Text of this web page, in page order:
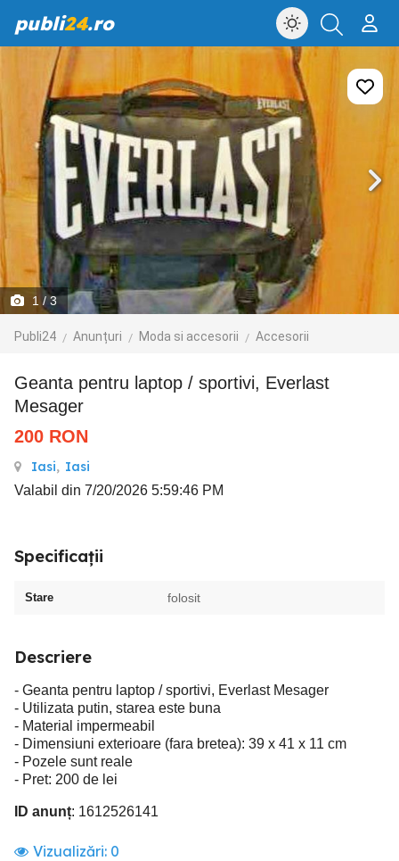
publi24.ro
1 / 3
Publi24 Anunțuri Moda si accesorii Accesorii
Geanta pentru laptop / sportivi, Everlast
Mesager
200 RON
Iasi, Iasi
Valabil din 7/20/2026 5:59:46 PM
Specificații
Stare folosit
Descriere
- Geanta pentru laptop / sportivi, Everlast Mesager
- Utilizata putin, starea este buna
- Material impermeabil
- Dimensiuni exterioare (fara bretea): 39 x 41 x 11 cm
- Pozele sunt reale
- Pret: 200 de lei
ID anunț: 1612526141
Vizualizări: 0